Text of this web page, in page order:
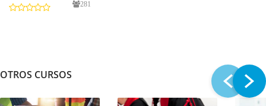
era:
281
OTROS CURSOS